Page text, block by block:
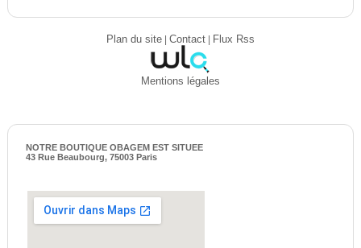
Plan du site| Contact| Flux Rss
Mentions légales
NOTRE BOUTIQUE OBAGEM EST SITUEE
43 Rue Beaubourg, 75003 Paris